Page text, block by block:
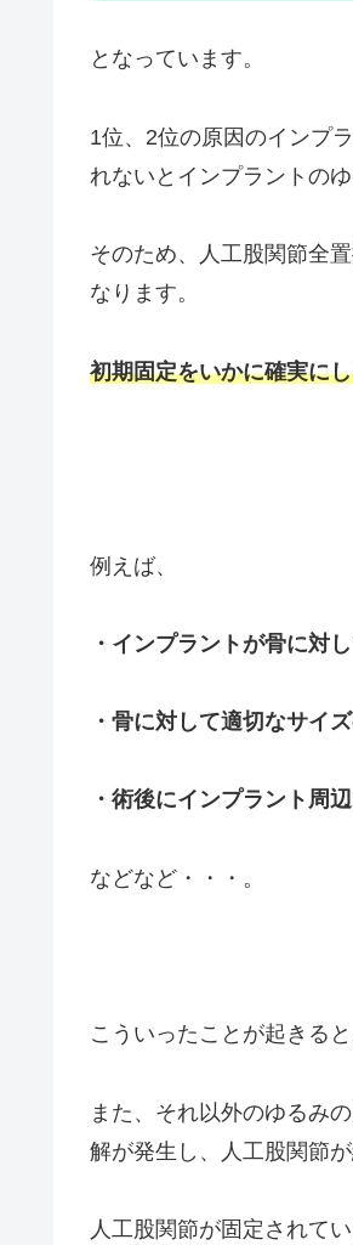
となっています。
1位、2位の原因のインプ
れないとインプラントの
そのため、人工股関節全
なります。
初期固定をいかに確実に
例えば、
・インプラントが骨に対
・骨に対して適切なサイ
・術後にインプラント周
などなど・・・。
こういったことが起きる
また、それ以外のゆるみの
解が発生し、人工股関節
人工股関節が固定されて